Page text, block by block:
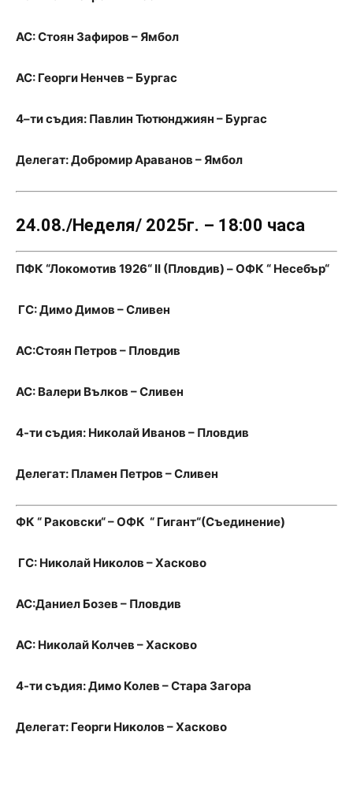
АС: Стоян Зафиров – Ямбол
АС: Георги Ненчев – Бургас
4–ти съдия: Павлин Тютюнджиян – Бургас
Делегат: Добромир Араванов – Ямбол
24.08./Неделя/ 2025г. – 18:00 часа
ПФК “Локомотив 1926“ II (Пловдив) – ОФК “ Несебър“
ГС: Димо Димов – Сливен
АС:Стоян Петров – Пловдив
АС: Валери Вълков – Сливен
4-ти съдия: Николай Иванов – Пловдив
Делегат: Пламен Петров – Сливен
ФК “ Раковски“ – ОФК “ Гигант“(Съединение)
ГС: Николай Николов – Хасково
АС:Даниел Бозев – Пловдив
АС: Николай Колчев – Хасково
4-ти съдия: Димо Колев – Стара Загора
Делегат: Георги Николов – Хасково